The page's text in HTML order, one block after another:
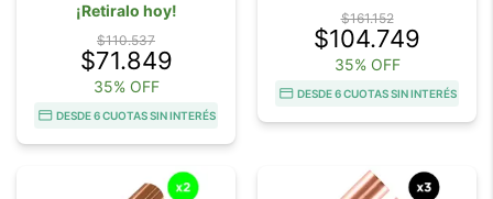
¡Retiralo hoy!
$110.537
$71.849
35% OFF
DESDE 6 CUOTAS SIN INTERÉS
$161.152
$104.749
35% OFF
DESDE 6 CUOTAS SIN INTERÉS